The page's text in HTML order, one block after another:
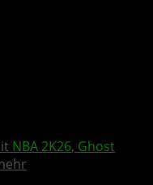
NBA 2K26, Ghost